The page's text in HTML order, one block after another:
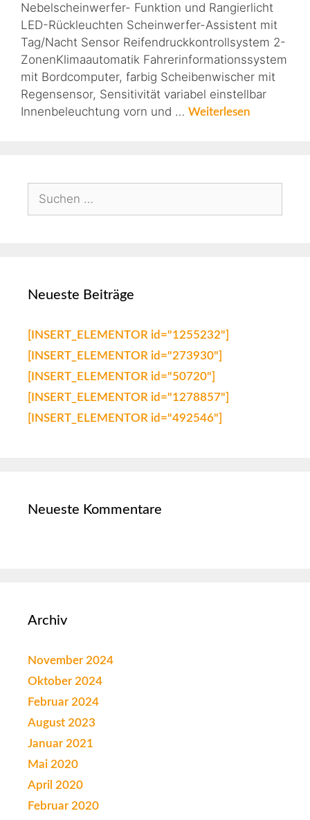
Nebelscheinwerfer- Funktion und Rangierlicht
LED-Rückleuchten Scheinwerfer-Assistent mit
Tag/Nacht Sensor Reifendruckkontrollsystem 2-
ZonenKlimaautomatik Fahrerinformationssystem
mit Bordcomputer, farbig Scheibenwischer mit
Regensensor, Sensitivität variabel einstellbar
Innenbeleuchtung vorn und … Weiterlesen
Neueste Beiträge
[INSERT_ELEMENTOR id="1255232"]
[INSERT_ELEMENTOR id="273930"]
[INSERT_ELEMENTOR id="50720"]
[INSERT_ELEMENTOR id="1278857"]
[INSERT_ELEMENTOR id="492546"]
Neueste Kommentare
Archiv
November 2024
Oktober 2024
Februar 2024
August 2023
Januar 2021
Mai 2020
April 2020
Februar 2020